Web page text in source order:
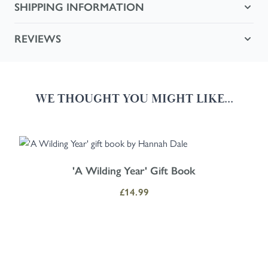
SHIPPING INFORMATION
REVIEWS
WE THOUGHT YOU MIGHT LIKE...
Navigating through the elements of the carousel is possible using
Press to skip carousel
Press to go to carousel navigation
'A Wilding Year' Gift Book
£14.99